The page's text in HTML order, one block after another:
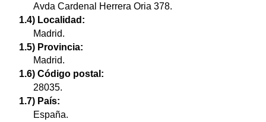
Avda Cardenal Herrera Oria 378.
1.4) Localidad:
Madrid.
1.5) Provincia:
Madrid.
1.6) Código postal:
28035.
1.7) País:
España.